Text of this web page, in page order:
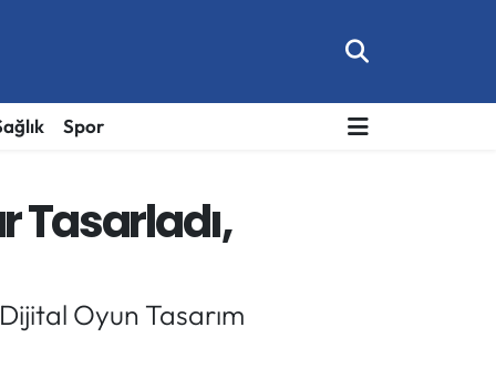
Spor
Tasarladı,
Oyun Tasarım